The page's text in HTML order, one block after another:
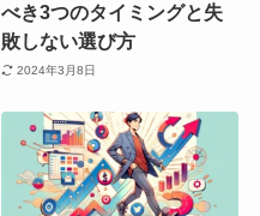
べき3つのタイミングと失
敗しない選び方
2024年3月8日